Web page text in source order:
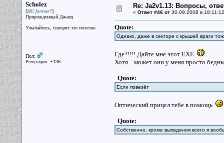
Scholez
[MU forever?]
Прирожденный Джаец
Улыбайтесь, говорят это полезно.
Пол:
Репутация: +136
Re: Ja2v1.13: Вопросы,
« Ответ #46 от30.09.2008 в
Quote:
Однако, даже в секторе с крышей враги
Где?!!!! Дайте мне этот ЕХЕ
Хотя... может они у меня просто
Quote:
Если повезёт
Оптический прицел тебе в помощь
Quote:
Собственно, кроме выпадения всего я